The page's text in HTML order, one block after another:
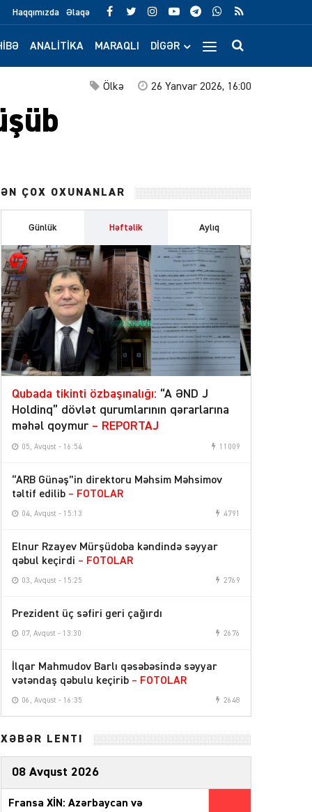
Haqqımızda Əlaqə
ANALITIKA MARAQLI DIGƏR
26 Yanvar 2026, 16:00
Ölkə
ƏN ÇOX OXUNANLAR
Günlük Həftəlik Aylıq
Qubada tikinti özbaşınalığı: “A ƏND J
Holdinq” dövlət qurumlarının qərarlarına
məhəl qoymur – REPORTAJ
05, Avqust - 16:54 11009
“ARB Günəş”in direktoru Məhsim Məhsimov
təltif edilib – FOTOLAR
04, Avqust - 15:13 4791
Elnur Rzayev Mürşüdoba kəndində səyyar
qəbul keçirdi – FOTOLAR
03, Avqust - 15:25 2769
Prezident üç səfiri geri çağırdı
07, Avqust - 13:30 2676
İlqar Mahmudov Barlı qəsəbəsində səyyar
vətəndaş qəbulu keçirib – FOTOLAR
06, Avqust - 16:35 2648
XƏBƏR LENTİ
08 Avqust 2026
Fransa XİN: Azərbaycan və